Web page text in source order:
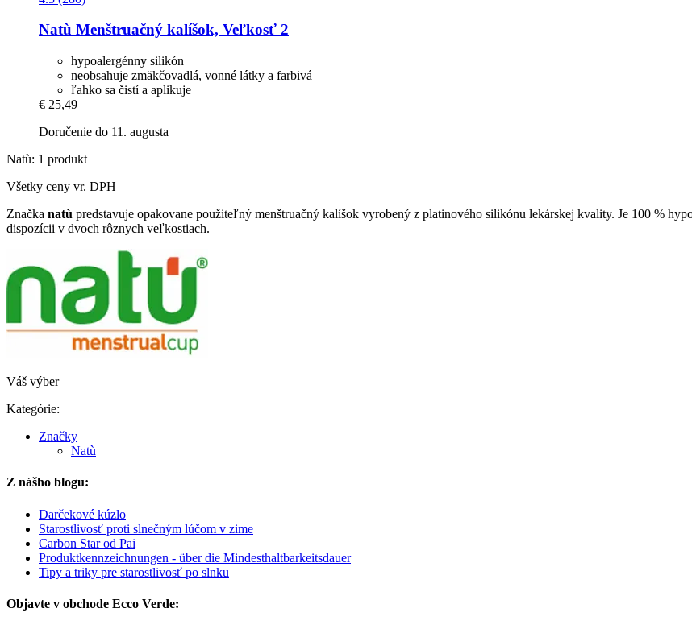
Natù Menštruačný kalíšok, Veľkosť 2
hypoalergénny silikón
neobsahuje zmäkčovadlá, vonné látky a farbivá
ľahko sa čistí a aplikuje
€ 25,49
Doručenie do 11. augusta
Natù: 1 produkt
Všetky ceny vr. DPH
Značka natù predstavuje opakovane použiteľný menštruačný kalíšok vyrobený z platinového silikónu lekárskej kvality. Je 100 %
dispozícii v dvoch rôznych veľkostiach.
Váš výber
Kategórie:
Značky
Natù
Z nášho blogu:
Darčekové kúzlo
Starostlivosť proti slnečným lúčom v zime
Carbon Star od Pai
Produktkennzeichnungen - über die Mindesthaltbarkeitsdauer
Tipy a triky pre starostlivosť po slnku
Objavte v obchode Ecco Verde: